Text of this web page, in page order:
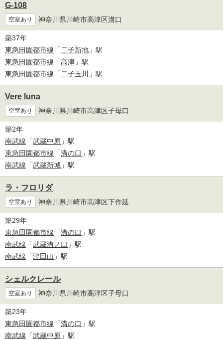
G-108
空室あり 神奈川県川崎市高津区溝口
築37年
東急田園都市線 「二子新地 」駅
東急田園都市線 「高津 」駅
東急田園都市線 「二子玉川 」駅
Vere luna
空室あり 神奈川県川崎市高津区子母口
築2年
南武線 「武蔵中原 」駅
東急田園都市線 「溝の口 」駅
南武線 「武蔵新城 」駅
ラ・フロリダ
空室あり 神奈川県川崎市高津区下作延
築29年
東急田園都市線 「溝の口 」駅
南武線 「武蔵溝ノ口 」駅
南武線 「津田山 」駅
シェルクレール
空室あり 神奈川県川崎市高津区子母口
築23年
東急田園都市線 「溝の口 」駅
南武線 「武蔵中原 」駅